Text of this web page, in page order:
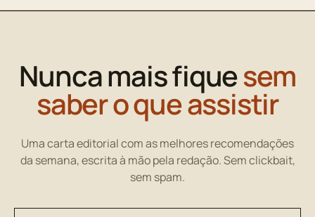
Nunca mais fiquesem
saber o que assistir
Uma carta editorial com as melhores recomendações
da semana, escrita à mão pela redação. Sem clickbait,
sem spam.